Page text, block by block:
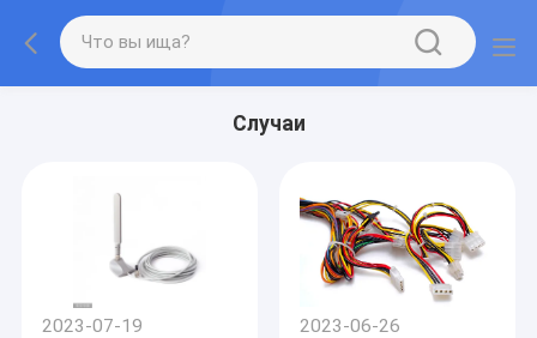
Случаи
2023-07-19
2023-06-26